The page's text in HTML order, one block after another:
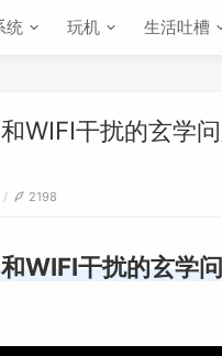
统 玩机 生活吐槽
WIFI干扰的玄学
2198
WIFI干扰的玄学